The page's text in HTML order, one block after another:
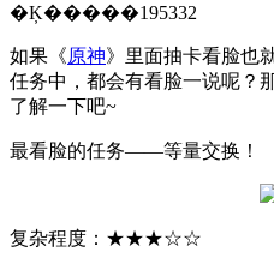
�Ķ�����195332
如果《原神》里面抽卡看脸也
任务中，都会有看脸一说呢？
了解一下吧~
最看脸的任务——等量交换！
复杂程度：★★★☆☆